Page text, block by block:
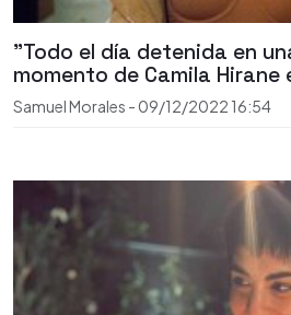
"Todo el día detenida en
momento de Camila Hirane
Samuel Morales - 09/12/2022 16:54